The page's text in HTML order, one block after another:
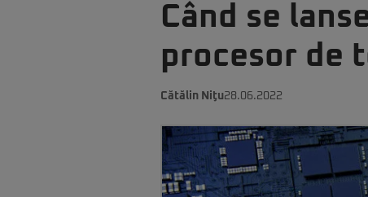
Când se
procesor de
Cătălin Niţu28.06.2022